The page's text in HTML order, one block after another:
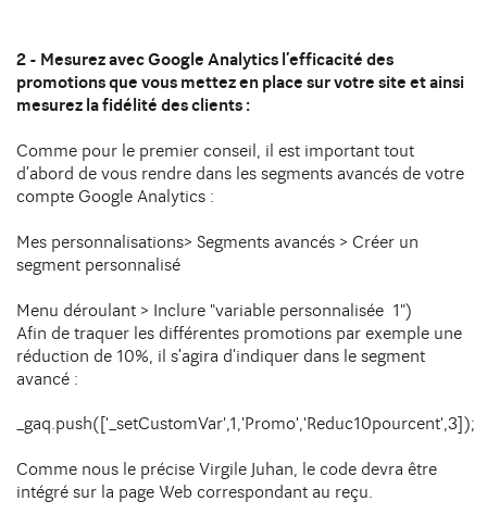
2 - Mesurez avec Google Analytics l’efficacité des
promotions que vous mettez en place sur votre site et ainsi
mesurez la fidélité des clients :
Comme pour le premier conseil, il est important tout
d’abord de vous rendre dans les segments avancés de votre
compte Google Analytics :
Mes personnalisations> Segments avancés > Créer un
segment personnalisé
Menu déroulant > Inclure "variable personnalisée 1")
Afin de traquer les différentes promotions par exemple une
réduction de 10%, il s’agira d’indiquer dans le segment
avancé :
_gaq.push(['_setCustomVar',1,'Promo','Reduc10pourcent',3]);
Comme nous le précise Virgile Juhan, le code devra être
intégré sur la page Web correspondant au reçu.